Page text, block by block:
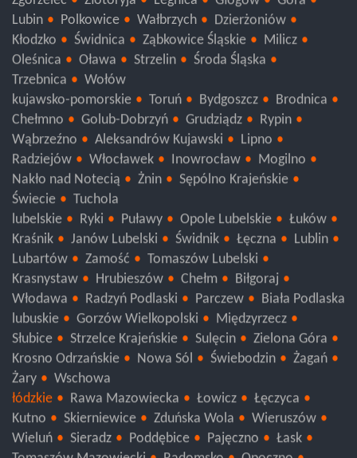
Zgorzelec
Złotoryja Legnica Głogów
Lubin
Polkowice Wałbrzych
Dzierżoniów
Kłodzko
Świdnica Ząbkowice Śląskie
Oleśnica
Oława
Środa Śląska
Trzebnica
Wołów
kujawsko-pomorskie
Toruń Bydgoszcz
Brodnica
Chełmno
Golub-Dobrzyń Grudziądz
Rypin
Wąbrzeźno
Aleksandrów Kujawski
Lipno
Radziejów
Włocławek Inowrocław
Mogilno
Nakło nad Notecią
Sępólno Krajeńskie
Świecie
Tuchola
lubelskie
Ryki Puławy Opole Lubelskie
Łuków
Kraśnik
Janów Lubelski Świdnik Łęczna
Lubartów
Zamość
Tomaszów Lubelski
Krasnystaw
Hrubieszów Chełm
Biłgoraj
Włodawa
Radzyń Podlaski Parczew
lubuskie
Gorzów Wielkopolski
Międzyrzecz
Słubice
Strzelce Krajeńskie Sulęcin
Zielona Góra
Krosno Odrzańskie
Żagań
Żary
Wschowa
łódzkie
Rawa Mazowiecka Łowicz
Łęczyca
Kutno
Skierniewice Zduńska Wola
Wieruszów
Wieluń
Sieradz Poddębice Pajęczno